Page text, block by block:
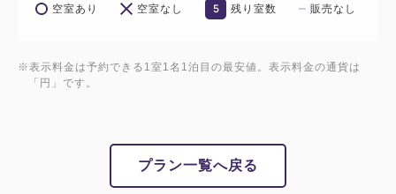
空室あり 空室なし 5 残り室数 販売なし
※表示料金は予約できる1室1名1泊目の最安値。表示料金の通貨は
「円」です。
プラン一覧へ戻る